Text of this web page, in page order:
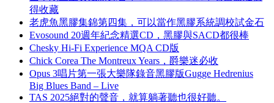
得收藏
老虎魚黑膠集錦第四集，可以當作黑膠系統調校試金石
Evosound 20週年紀念精選CD，黑膠與SACD都很棒
Chesky Hi-Fi Experience MQA CD版
Chick Corea The Montreux Years，爵樂迷必收
Opus 3唱片第一張大樂隊錄音黑膠版Gugge Hedrenius
Big Blues Band – Live
TAS 2025絕對的聲音，就算躺著聽也很好聽。